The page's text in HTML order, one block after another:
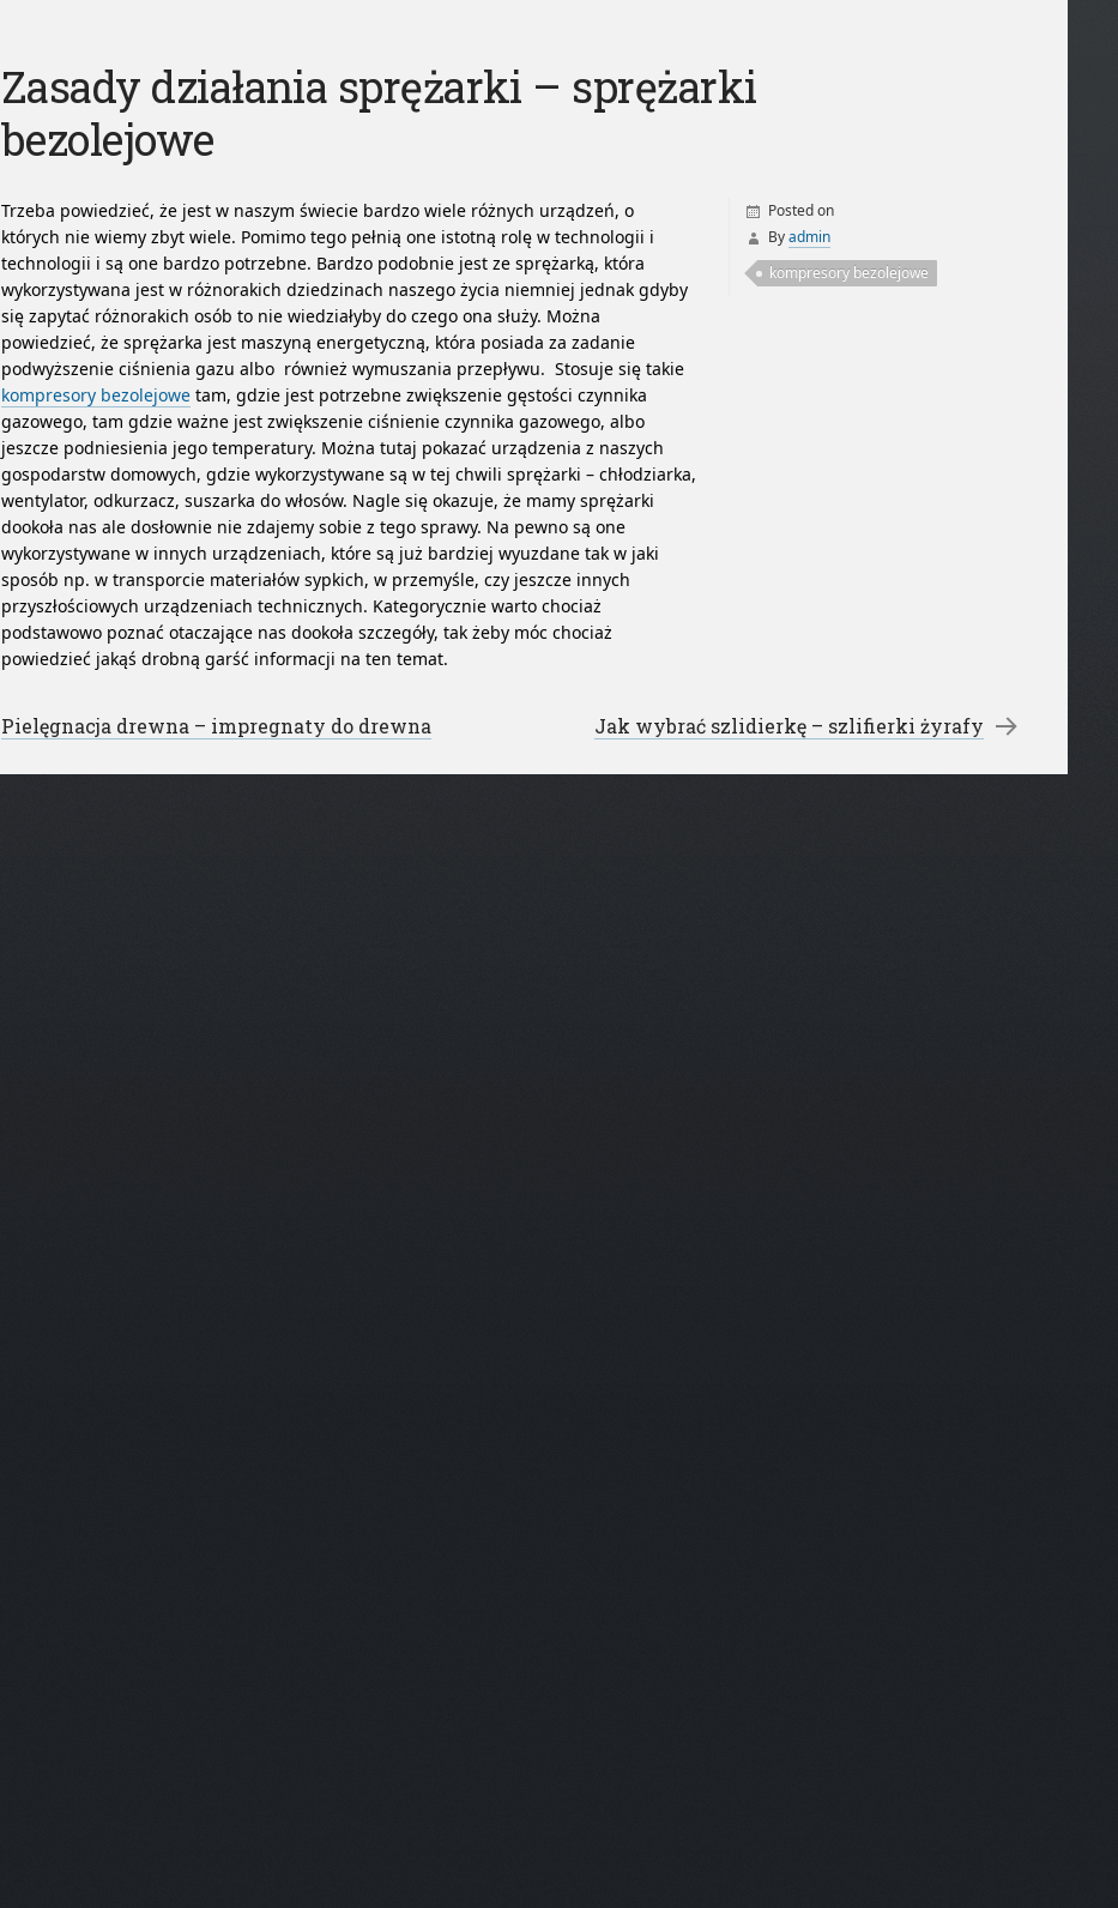
Zasady działania sprężarki – sprężarki
bezolejowe
Trzeba powiedzieć, że jest w naszym świecie bardzo wiele różnych urządzeń, o
których nie wiemy zbyt wiele. Pomimo tego pełnią one istotną rolę w technologii i
technologii i są one bardzo potrzebne. Bardzo podobnie jest ze sprężarką, która
wykorzystywana jest w różnorakich dziedzinach naszego życia niemniej jednak gdyby
się zapytać różnorakich osób to nie wiedziałyby do czego ona służy. Można
powiedzieć, że sprężarka jest maszyną energetyczną, która posiada za zadanie
podwyższenie ciśnienia gazu albo również wymuszania przepływu. Stosuje się takie
kompresory bezolejowe tam, gdzie jest potrzebne zwiększenie gęstości czynnika
gazowego, tam gdzie ważne jest zwiększenie ciśnienie czynnika gazowego, albo
jeszcze podniesienia jego temperatury. Można tutaj pokazać urządzenia z naszych
gospodarstw domowych, gdzie wykorzystywane są w tej chwili sprężarki – chłodziarka,
wentylator, odkurzacz, suszarka do włosów. Nagle się okazuje, że mamy sprężarki
dookoła nas ale dosłownie nie zdajemy sobie z tego sprawy. Na pewno są one
wykorzystywane w innych urządzeniach, które są już bardziej wyuzdane tak w jaki
sposób np. w transporcie materiałów sypkich, w przemyśle, czy jeszcze innych
przyszłościowych urządzeniach technicznych. Kategorycznie warto chociaż
podstawowo poznać otaczające nas dookoła szczegóły, tak żeby móc chociaż
powiedzieć jakąś drobną garść informacji na ten temat.
Posted on
Byadmin
kompresory bezolejowe
Post navigation
←
Pielęgnacja drewna – impregnaty do drewna Jak wybrać szlidierkę – szlifierki żyrafy →